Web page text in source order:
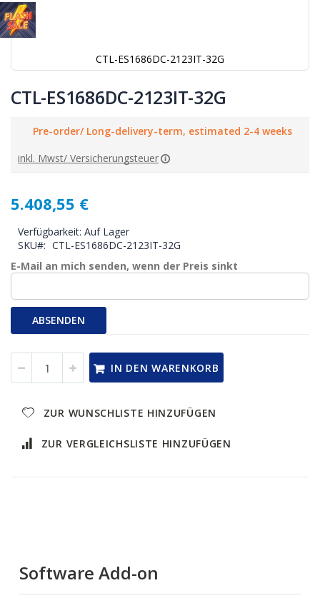
CTL-ES1686DC-2123IT-32G
Anfang
der
springen
CTL-ES1686DC-2123IT-32G
Pre-order/ Long-delivery-term, estimated 2-4 weeks
inkl. Mwst/ Versicherungsteuer
5.408,55 €
Verfügbarkeit: Auf Lager
SKU
CTL-ES1686DC-2123IT-32G
E-Mail an mich senden, wenn der Preis sinkt
ABSENDEN
IN DEN WARENKORB
ZUR WUNSCHLISTE HINZUFÜGEN
ZUR VERGLEICHSLISTE HINZUFÜGEN
Software Add-on